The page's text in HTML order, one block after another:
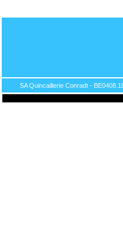
SA Quincaillerie Conradt -